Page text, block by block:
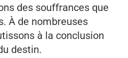
des souffrances que
À de nombreuses
à la conclusion
destin.